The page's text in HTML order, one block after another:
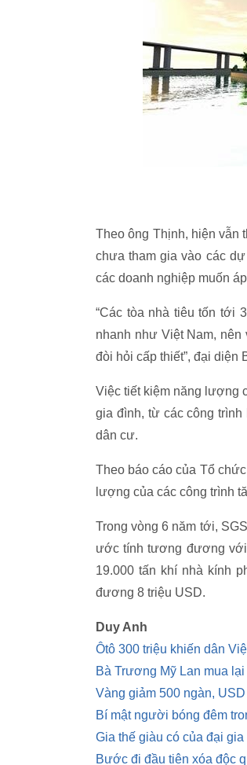
Theo ông Thịnh, hiện vẫn
chưa tham gia vào các
các doanh nghiệp muốn
“Các tòa nhà tiêu tốn tới
nhanh như Việt Nam,
đòi hỏi cấp thiết”, đại diện
Việc tiết kiệm năng lượng
gia đình, từ các công
dân cư.
Theo báo cáo của Tổ
lượng của các công trình
Trong vòng 6 năm tới,
ước tính tương đương với
19.000 tấn khí nhà kính
đương 8 triệu USD.
Duy Anh
Ôtô 300 triệu khiến dân
Bà Trương Mỹ Lan mua
Vàng giảm 500 ngàn,
Bí mật người bóng đêm
Gia thế giàu có của đại
Bước đi đầu tiên xóa độc